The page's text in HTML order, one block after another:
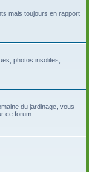
mais toujours en rapport
photos insolites,
du jardinage, vous
ce forum